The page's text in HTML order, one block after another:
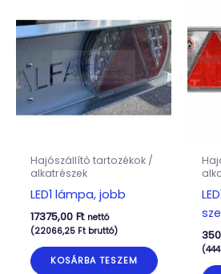
Hajószállító tartozékok /
alkatrészek
LED1 lámpa, jobb
17375,00 Ft nettó
(22066,25 Ftbruttó)
KOSÁRBA TESZEM
(